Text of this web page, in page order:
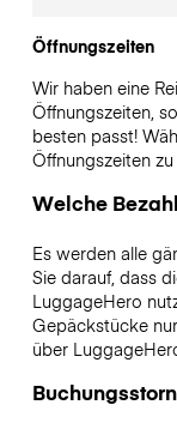
Öffnungszeiten
Wir haben eine
Öffnungszeiten,
besten passt!
Öffnungszeiten zu
Welche
Es werden alle
Sie darauf, dass
LuggageHero
Gepäckstücke
über